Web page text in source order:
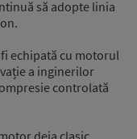
să adopte linia
echipată cu motorul
a inginerilor
controlată
deja clasic